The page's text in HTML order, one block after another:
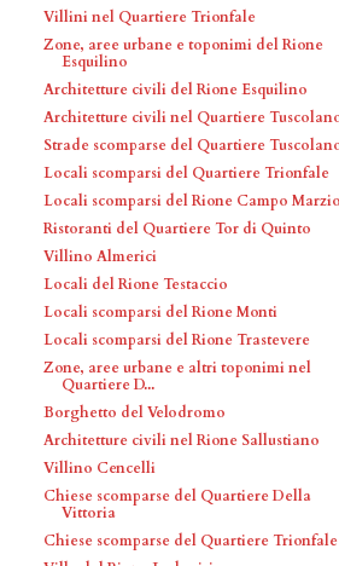
Villini nel Quartiere Trionfale
Zone, aree urbane e toponimi del Rione
Esquilino
Architetture civili del Rione Esquilino
Architetture civili nel Quartiere
Strade scomparse del Quartiere
Locali scomparsi del Quartiere Trionfale
Locali scomparsi del Rione Campo Marzio
Ristoranti del Quartiere Tor di Quinto
Villino Almerici
Locali del Rione Testaccio
Locali scomparsi del Rione Monti
Locali scomparsi del Rione Trastevere
Zone, aree urbane e altri toponimi nel
Quartiere D...
Borghetto del Velodromo
Architetture civili nel Rione Sallustiano
Villino Cencelli
Chiese scomparse del Quartiere Della
Vittoria
Chiese scomparse del Quartiere Trionfale